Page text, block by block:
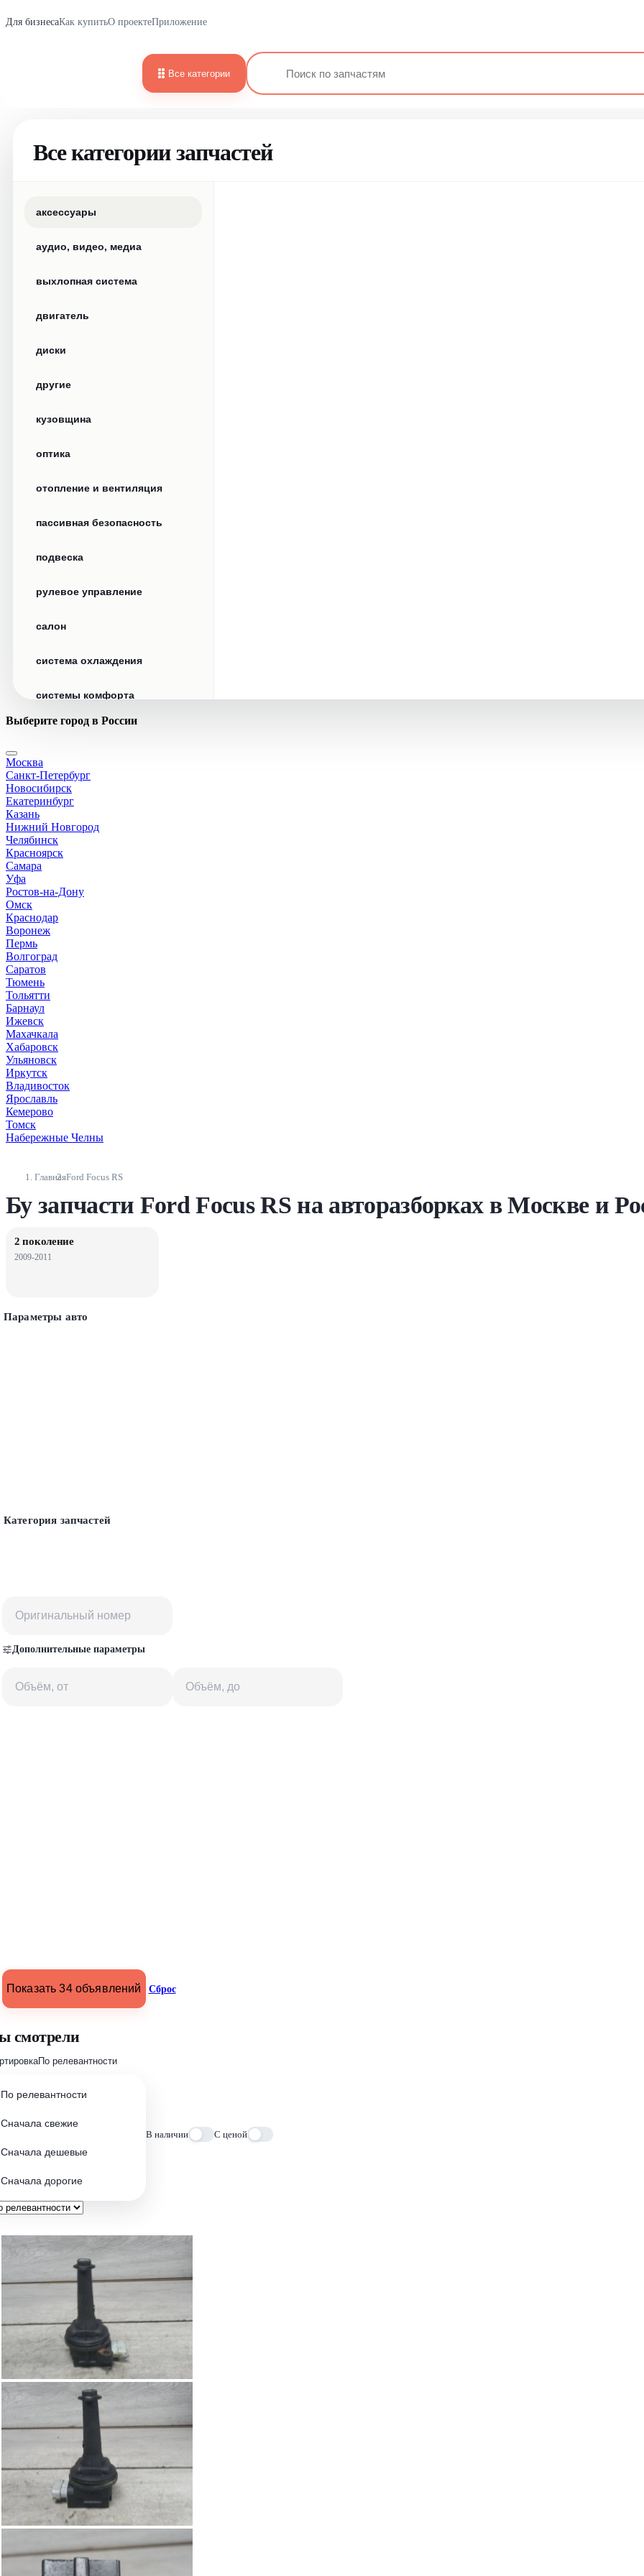
Для бизнесаКак купитьО проектеПриложение
Все категории
Все категории запчастей
аксессуары
аудио, видео, медиа
выхлопная система
двигатель
диски
другие
кузовщина
оптика
отопление и вентиляция
пассивная безопасность
подвеска
рулевое управление
салон
система охлаждения
системы комфорта
стекла
стеклоочистители
топливная система
тормозная система
трансмиссия
Выберите город в России
Москва
Санкт-Петербург
Новосибирск
Екатеринбург
Казань
Нижний Новгород
Челябинск
Красноярск
Самара
Уфа
Ростов-на-Дону
Омск
Краснодар
Воронеж
Пермь
Волгоград
Саратов
Тюмень
Тольятти
Барнаул
Ижевск
Махачкала
Хабаровск
Ульяновск
Иркутск
Владивосток
Ярославль
Кемерово
Томск
Набережные Челны
ГлавнаяFord Focus RS
Бу запчасти Ford Focus RS на авторазборках в Москве и
2 поколение
2009-2011
Параметры авто
Категория запчастей
Дополнительные параметры
Показать 34 объявлений Сброс
смотрели
По релевантности
По релевантности
Сначала свежие
Сначала дешевые
Сначала дорогие
В наличии С ценой